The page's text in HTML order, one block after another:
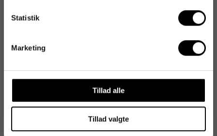
Statistik
Marketing
Tillad alle
Tillad valgte